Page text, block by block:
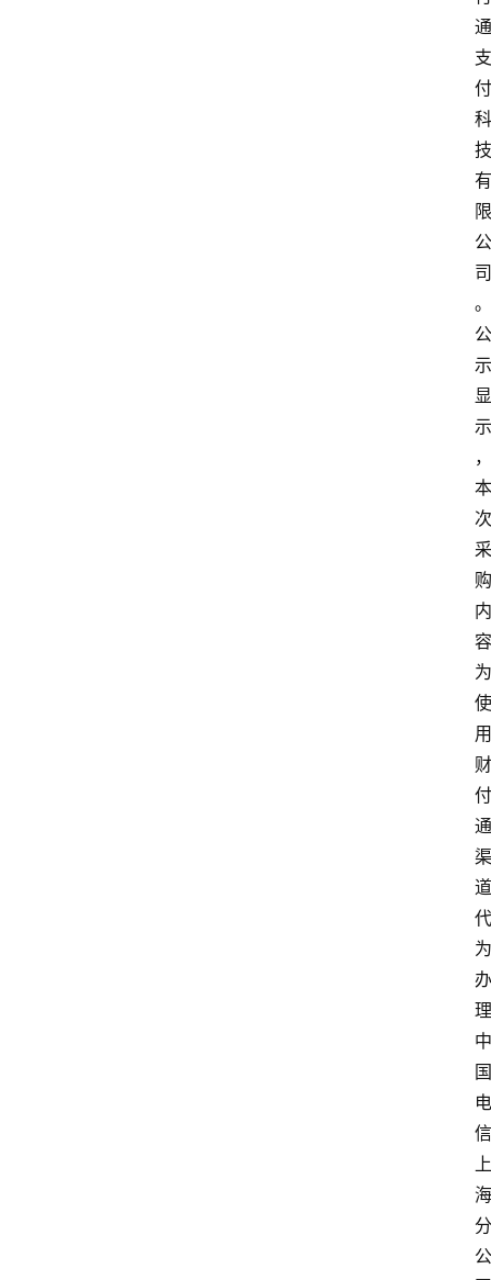
通
支
付
科
技
有
限
公
司
。
公
示
显
示
，
本
次
采
购
内
容
为
使
用
财
付
通
渠
道
代
为
办
理
中
国
电
信
上
海
分
公